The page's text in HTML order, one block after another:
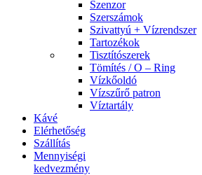
Szenzor
Szerszámok
Szivattyú + Vízrendszer
Tartozékok
Tisztítószerek
Tömítés / O – Ring
Vízkőoldó
Vízszűrő patron
Víztartály
Kávé
Elérhetőség
Szállítás
Mennyiségi
kedvezmény